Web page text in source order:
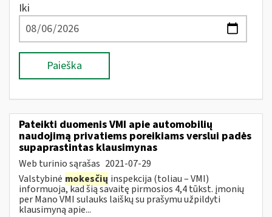
Iki
Paieška
Pateikti duomenis VMI apie automobilių
naudojimą privatiems poreikiams verslui padės
supaprastintas klausimynas
Web turinio sąrašas 2021-07-29
Valstybinė mokesčių inspekcija (toliau – VMI)
informuoja, kad šią savaitę pirmosios 4,4 tūkst. įmonių
per Mano VMI sulauks laiškų su prašymu užpildyti
klausimyną apie...